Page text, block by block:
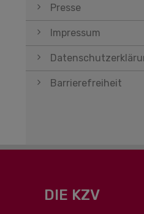
Presse
Impressum
Barrierefreiheit
DIE KZV